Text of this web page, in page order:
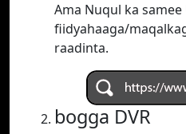
Ama Nuqul ka samee
fiidyahaaga/
raadinta.
bogga DVR